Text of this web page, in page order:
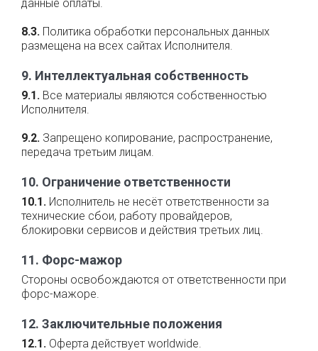
данные оплаты.
8.3. Политика обработки персональных данных
размещена на всех сайтах Исполнителя.
9. Интеллектуальная собственность
9.1. Все материалы являются собственностью
Исполнителя.
9.2. Запрещено копирование, распространение,
передача третьим лицам.
10. Ограничение ответственности
10.1. Исполнитель не несёт ответственности за
технические сбои, работу провайдеров,
блокировки сервисов и действия третьих лиц.
11. Форс-мажор
Стороны освобождаются от ответственности при
форс-мажоре.
12. Заключительные положения
12.1. Оферта действует worldwide.